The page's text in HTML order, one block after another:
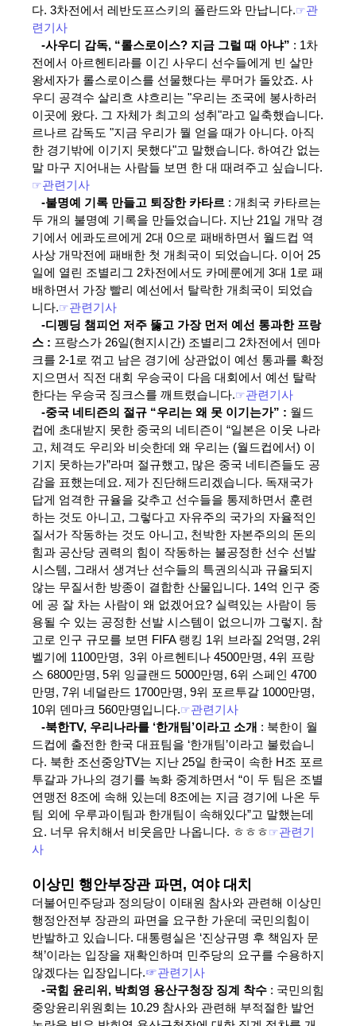
다. 3차전에서 레반도프스키의 폴란드와 만납니다.☞관
련기사
-사우디 감독, “롤스로이스? 지금 그럴 때 아냐” : 1차
전에서 아르헨티라를 이긴 사우디 선수들에게 빈 살만
왕세자가 롤스로이스를 선물했다는 루머가 돌았죠. 사
우디 공격수 살리흐 샤흐리는 "우리는 조국에 봉사하러
이곳에 왔다. 그 자체가 최고의 성취"라고 일축했습니다.
르나르 감독도 "지금 우리가 뭘 얻을 때가 아니다. 아직
한 경기밖에 이기지 못했다"고 말했습니다. 하여간 없는
말 마구 지어내는 사람들 보면 한 대 때려주고 싶습니다.
☞관련기사
-불명예 기록 만들고 퇴장한 카타르 : 개최국 카타르는
두 개의 불명예 기록을 만들었습니다. 지난 21일 개막 경
기에서 에콰도르에게 2대 0으로 패배하면서 월드컵 역
사상 개막전에 패배한 첫 개최국이 되었습니다. 이어 25
일에 열린 조별리그 2차전에서도 카메룬에게 3대 1로 패
배하면서 가장 빨리 예선에서 탈락한 개최국이 되었습
니다.☞관련기사
-디펭딩 챔피언 저주 뚫고 가장 먼저 예선 통과한 프랑
스 : 프랑스가 26일(현지시간) 조별리그 2차전에서 덴마
크를 2-1로 꺾고 남은 경기에 상관없이 예선 통과를 확정
지으면서 직전 대회 우승국이 다음 대회에서 예선 탈락
한다는 우승국 징크스를 깨트렸습니다.☞관련기사
-중국 네티즌의 절규 “우리는 왜 못 이기는가” : 월드
컵에 초대받지 못한 중국의 네티즌이 “일본은 이웃 나라
고, 체격도 우리와 비슷한데 왜 우리는 (월드컵에서) 이
기지 못하는가”라며 절규했고, 많은 중국 네티즌들도 공
감을 표했는데요. 제가 진단해드리겠습니다. 독재국가
답게 엄격한 규율을 갖추고 선수들을 통제하면서 훈련
하는 것도 아니고, 그렇다고 자유주의 국가의 자율적인
질서가 작동하는 것도 아니고, 천박한 자본주의의 돈의
힘과 공산당 권력의 힘이 작동하는 불공정한 선수 선발
시스템, 그래서 생겨난 선수들의 특권의식과 규율되지
않는 무질서한 방종이 결합한 산물입니다. 14억 인구 중
에 공 잘 차는 사람이 왜 없겠어요? 실력있는 사람이 등
용될 수 있는 공정한 선발 시스템이 없으니까 그렇지. 참
고로 인구 규모를 보면 FIFA 랭킹 1위 브라질 2억명, 2위
벨기에 1100만명, 3위 아르헨티나 4500만명, 4위 프랑
스 6800만명, 5위 잉글랜드 5000만명, 6위 스페인 4700
만명, 7위 네덜란드 1700만명, 9위 포르투갈 1000만명,
10위 덴마크 560만명입니다.☞관련기사
-북한TV, 우리나라를 ‘한개팀’이라고 소개 : 북한이 월
드컵에 출전한 한국 대표팀을 ‘한개팀’이라고 불렀습니
다. 북한 조선중앙TV는 지난 25일 한국이 속한 H조 포르
투갈과 가나의 경기를 녹화 중계하면서 “이 두 팀은 조별
연맹전 8조에 속해 있는데 8조에는 지금 경기에 나온 두
팀 외에 우루과이팀과 한개팀이 속해있다”고 말했는데
요. 너무 유치해서 비웃음만 나옵니다. ㅎㅎㅎ☞관련기
사
이상민 행안부장관 파면, 여야 대치
더불어민주당과 정의당이 이태원 참사와 관련해 이상민
행정안전부 장관의 파면을 요구한 가운데 국민의힘이
반발하고 있습니다. 대통령실은 ‘진상규명 후 책임자 문
책’이라는 입장을 재확인하며 민주당의 요구를 수용하지
않겠다는 입장입니다.☞관련기사
-국힘 윤리위, 박희영 용산구청장 징계 착수 : 국민의힘
중앙윤리위원회는 10.29 참사와 관련해 부적절한 발언